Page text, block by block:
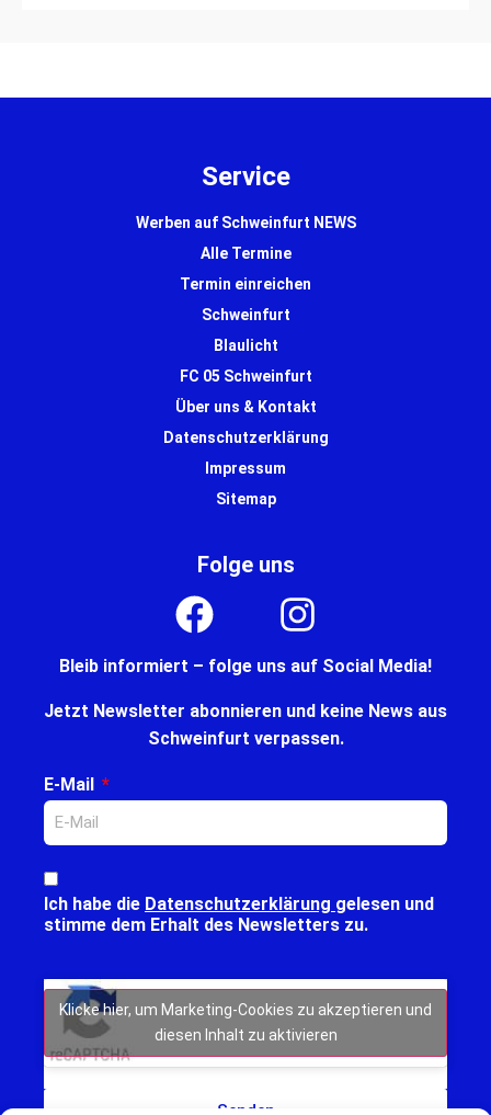
Service
Werben auf Schweinfurt NEWS
Alle Termine
Termin einreichen
Schweinfurt
Blaulicht
FC 05 Schweinfurt
Über uns & Kontakt
Datenschutzerklärung
Impressum
Sitemap
Folge uns
Bleib informiert – folge uns auf Social Media!
Jetzt Newsletter abonnieren und keine News aus
Schweinfurt verpassen.
E-Mail
Ich habe die Datenschutzerklärung gelesen und
stimme dem Erhalt des Newsletters zu.
Klicke hier, um Marketing-Cookies zu akzeptieren und
diesen Inhalt zu aktivieren
Senden